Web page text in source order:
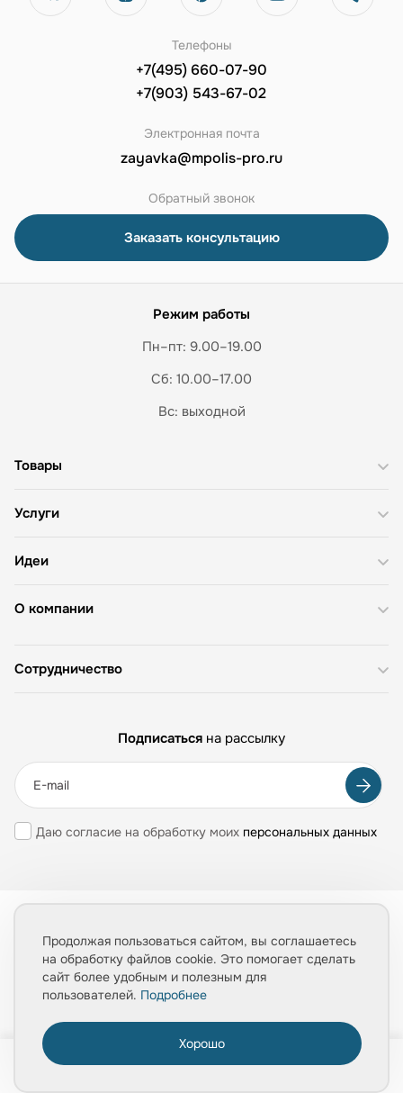
Телефоны
+7(495) 660-07-90
+7(903) 543-67-02
Электронная почта
zayavka@mpolis-pro.ru
Обратный звонок
Заказать консультацию
Режим работы
Пн–пт: 9.00–19.00
Сб: 10.00–17.00
Вс: выходной
О компании
Товары
Услуги
Идеи
Сотрудничество
Подписаться на рассылку
Даю согласие на обработку моих персональных данных
исключительно ознакомительный характер и ни при каких
условиях не может считаться публичной офертой. Точные
сведения о ценах, условиях продажи и доставки вы можете
получить у наших менеджеров.
Все права защищены 2026
Обработка персональных данных
Продолжая пользоваться сайтом, вы соглашаетесь
на обработку файлов cookie. Это помогает сделать
сайт более удобным и полезным для
пользователей. Подробнее
Хорошо